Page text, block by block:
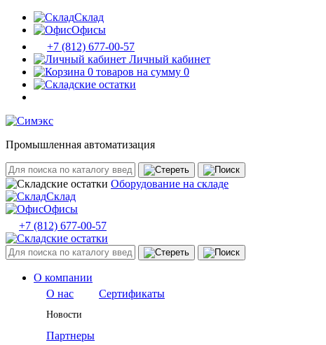
Склад
Офисы
+7 (812) 677-00-57
Личный кабинет
0 товаров на сумму 0
Промышленная автоматизация
Оборудование на складе
Склад
Офисы
+7 (812) 677-00-57
О компании
О нас
Сертификаты
Новости
Партнеры